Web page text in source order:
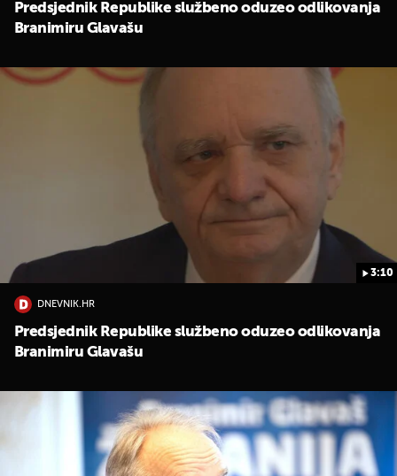
Predsjednik Republike službeno oduzeo odlikovanja
Branimiru Glavašu
3:10
DNEVNIK.HR
Predsjednik Republike službeno oduzeo odlikovanja
Branimiru Glavašu